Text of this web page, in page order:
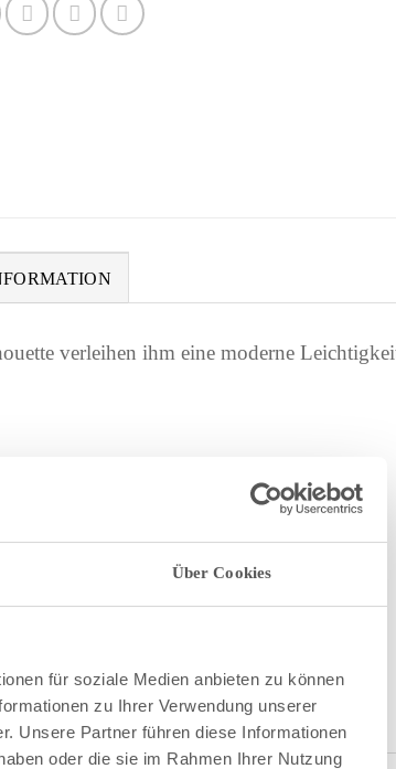
Über Cookies
für soziale Medien anbieten zu können
zu Ihrer Verwendung unserer
Unsere Partner führen diese Informationen
oder die sie im Rahmen Ihrer Nutzung
verleihen ihm eine moderne